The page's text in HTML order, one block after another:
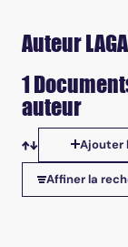
Auteur
1
auteur
Tris
Ajouter
Affiner la